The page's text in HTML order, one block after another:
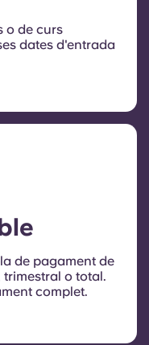
o de curs
dates d'entrada
de pagament de
o total.
complet.